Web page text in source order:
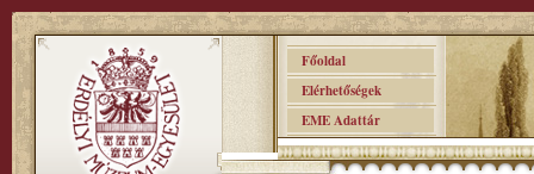
Főoldal
Elérhetőségek
EME Adattár